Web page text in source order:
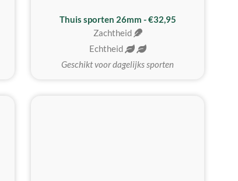
Thuis sporten 26mm - €32,95
Zachtheid
Echtheid
Geschikt voor dagelijks sporten